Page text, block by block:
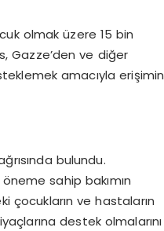
olmak üzere 15 bin
Gazze’den ve diğer
amacıyla erişimin
bulundu.
sahip bakımın
çocukların ve hastaların
destek olmalarını